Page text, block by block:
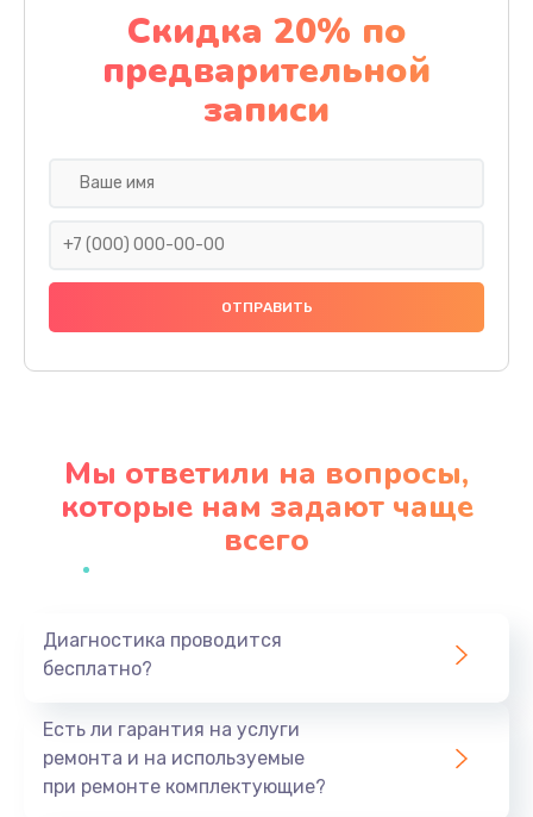
Замена скобок
1250 руб.
Заказать
Замена панелей
1250 руб.
Заказать
Замена клапана термоблока
Заказать
Скидка 20% по
предварительной
записи
Мы ответили на вопросы,
которые нам задают чаще
всего
Диагностика проводится
бесплатно?
Есть ли гарантия на услуги
ремонта и на используемые
при ремонте комплектующие?